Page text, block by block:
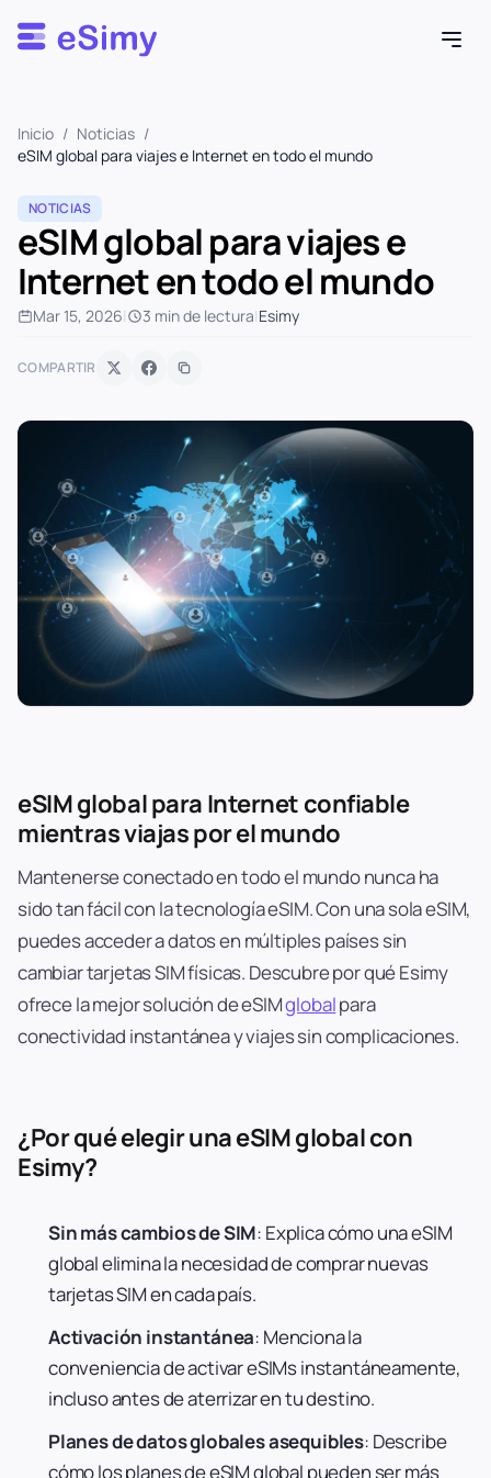
Esimy
Inicio / Noticias /
eSIM global para viajes e Internet en todo el mundo
NOTICIAS
eSIM global para viajes e
Internet en todo el mundo
Mar 15, 2026| 3 min de lectura|Esimy
COMPARTIR
eSIM global para Internet confiable
mientras viajas por el mundo
Mantenerse conectado en todo el mundo nunca ha
sido tan fácil con la tecnología eSIM. Con una sola eSIM,
puedes acceder a datos en múltiples países sin
cambiar tarjetas SIM físicas. Descubre por qué Esimy
ofrece la mejor solución de eSIMglobalpara
conectividad instantánea y viajes sin complicaciones.
¿Por qué elegir una eSIM global con
Esimy?
Sin más cambios de SIM: Explica cómo una eSIM
global elimina la necesidad de comprar nuevas
tarjetas SIM en cada país.
Activación instantánea: Menciona la
conveniencia de activar eSIMs instantáneamente,
incluso antes de aterrizar en tu destino.
Planes de datos globales asequibles: Describe
cómo los planes de eSIM global pueden ser más